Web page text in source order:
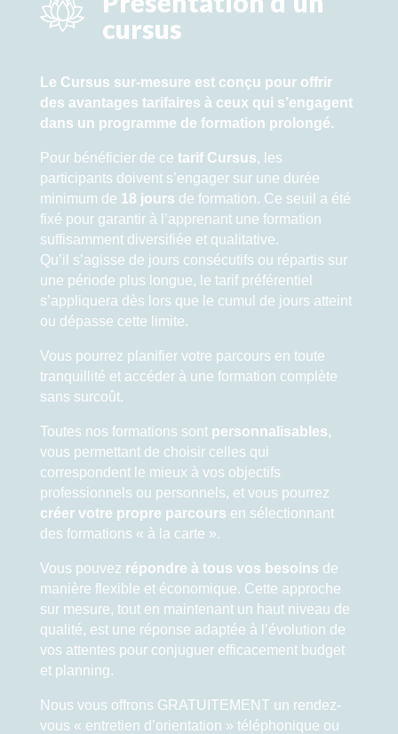
cursus
Le Cursus sur-mesure est conçu pour offrir
des avantages tarifaires à ceux qui s’engagent
dans un programme de formation prolongé.
Pour bénéficier de ce tarif Cursus, les
participants doivent s’engager sur une durée
minimum de 18 jours de formation. Ce seuil a été
fixé pour garantir à l’apprenant une formation
suffisamment diversifiée et qualitative.
Qu’il s’agisse de jours consécutifs ou répartis sur
une période plus longue, le tarif préférentiel
s’appliquera dès lors que le cumul de jours atteint
ou dépasse cette limite.
Vous pourrez planifier votre parcours en toute
tranquillité et accéder à une formation complète
sans surcoût.
Toutes nos formations sont personnalisables,
vous permettant de choisir celles qui
correspondent le mieux à vos objectifs
professionnels ou personnels, et vous pourrez
créer votre propre parcours en sélectionnant
des formations « à la carte ».
Vous pouvez répondre à tous vos besoins de
manière flexible et économique. Cette approche
sur mesure, tout en maintenant un haut niveau de
qualité, est une réponse adaptée à l’évolution de
vos attentes pour conjuguer efficacement budget
et planning.
Nous vous offrons GRATUITEMENT un rendez-
vous « entretien d’orientation » téléphonique ou